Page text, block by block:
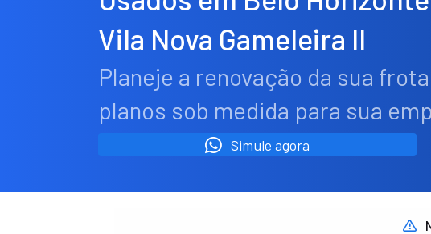
Vila Nova Gameleira II
Planeje a renovação da sua
planos sob medida para sua
Simule agora